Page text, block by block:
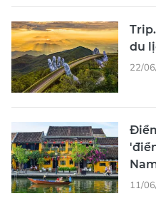
du
22/
11/